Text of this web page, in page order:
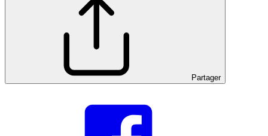
Partager